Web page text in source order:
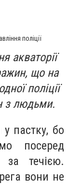
поліції
акваторії
що на
поліції
з людьми.
пастку, бо
посеред
течією.
вони не